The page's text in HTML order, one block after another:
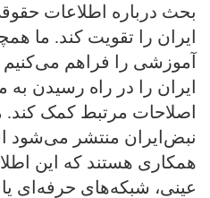
بحث درباره اطلاعات
ایران را تقویت کند. ما
آموزشی را فراهم
ایران را در راه رسیدن
اصلاحات مرتبط کمک کند.
نبض‌ایران منتشر می‌شود
همکاری هستند که این
عینی، شبکه‌های حرفه‌ای